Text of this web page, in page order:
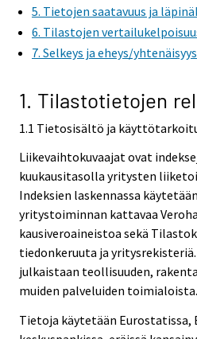
5. Tietojen saatavuus ja
6. Tilastojen
7. Selkeys ja eheys/yhtenäisyys
1. Tilastotietojen
1.1 Tietosisältö ja
Liikevaihtokuvaajat ovat
kuukausitasolla yritysten
Indeksien laskennassa
yritystoiminnan kattavaa
kausiveroaineistoa sekä
tiedonkeruuta ja
julkaistaan teollisuuden,
muiden palveluiden toimialoista.
Tietoja käytetään Eurostatissa,